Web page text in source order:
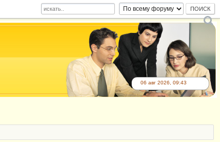
06 авг 2026, 09:43